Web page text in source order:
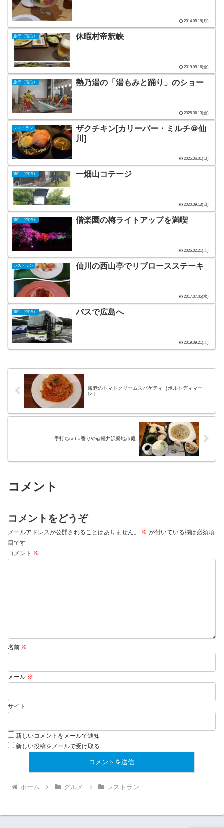
2014.08.18(月)
旅行（宿泊） 休暇村帝釈峡
2019.08.16(金)
旅行（宿泊） 熱乃湯の「湯もみと踊り」のショー
2025.06.13(金)
レストラン
ザクチキン[カリーバー・ミルチ＠仙
川]
2025.06.01(日)
旅行（宿泊） 一畑山コテージ
2020.09.13(日)
旅行（宿泊） 偕楽園の梅ライトアップを満喫
2026.02.21(土)
レストラン 仙川の西山亭でリブロースステーキ
2017.07.05(水)
旅行（宿泊） バスで広島へ
2019.09.21(土)
海老のトマトクリームスパゲティ［ポルトディマー
レ］
手打ちsoba香りや@軽井沢発地市庭
コメント
コメントをどうぞ
メールアドレスが公開されることはありません。 ※ が付いている欄は必須項
目です
コメント ※
名前 ※
メール ※
サイト
新しいコメントをメールで通知
新しい投稿をメールで受け取る
ホーム グルメ レストラン